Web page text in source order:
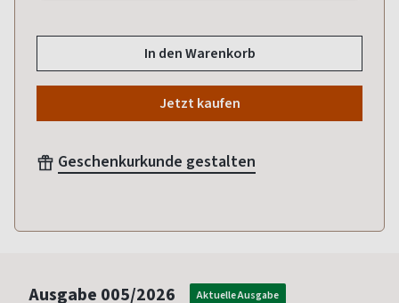
In den Warenkorb
Jetzt kaufen
Geschenkurkunde gestalten
Ausgabe 005/2026 Aktuelle Ausgabe